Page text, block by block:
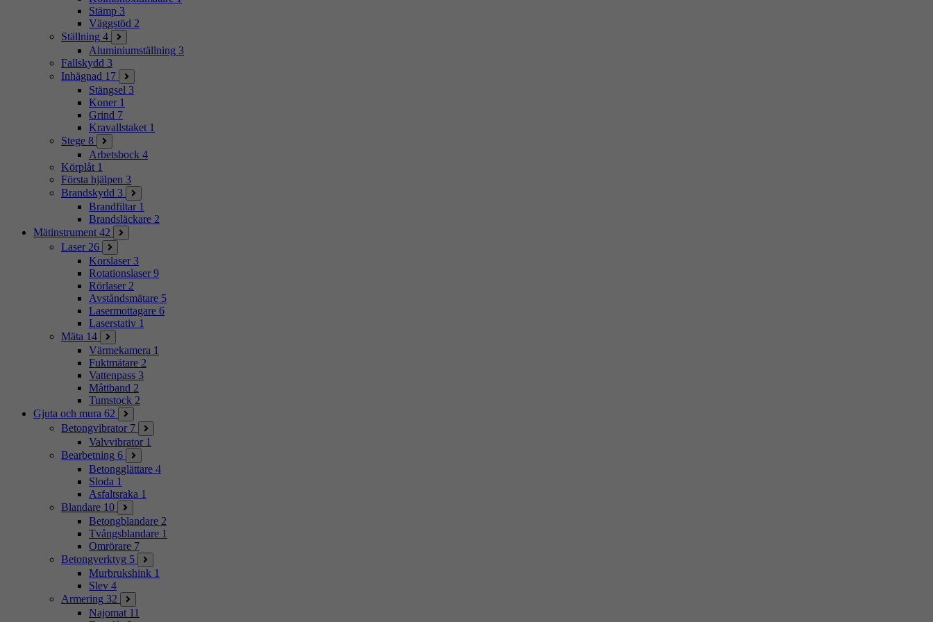
Stämp 3
Väggstöd 2
Ställning 4
Aluminiumställning 3
Fallskydd 3
Inhägnad 17
Stängsel 3
Koner 1
Grind 7
Kravallstaket 1
Stege 8
Arbetsbock 4
Körplåt 1
Första hjälpen 3
Brandskydd 3
Brandfiltar 1
Brandsläckare 2
Mätinstrument 42
Laser 26
Korslaser 3
Rotationslaser 9
Rörlaser 2
Avståndsmätare 5
Lasermottagare 6
Laserstativ 1
Mäta 14
Värmekamera 1
Fuktmätare 2
Vattenpass 3
Måttband 2
Tumstock 2
Gjuta och mura 62
Betongvibrator 7
Valvvibrator 1
Bearbetning 6
Betongglättare 4
Sloda 1
Asfaltsraka 1
Blandare 10
Betongblandare 2
Tvångsblandare 1
Omrörare 7
Betongverktyg 5
Murbrukshink 1
Slev 4
Armering 32
Najomat 11